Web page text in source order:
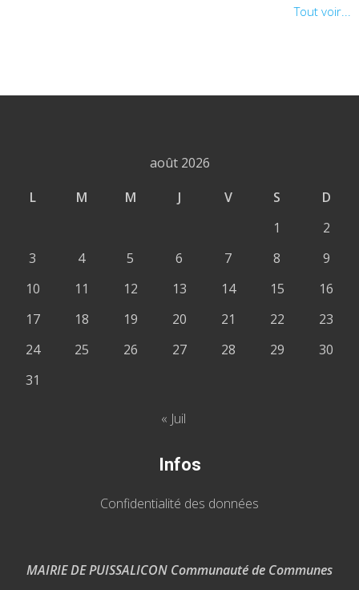
Tout voir...
août 2026
L
M M J V S
D
1
2
3
4 5 6 7 8
9
10
11 12 13 14 15
16
17
18 19 20 21 22
23
24
25 26 27 28 29
30
31
« Juil
Infos
Confidentialité des données
MAIRIE DE PUISSALICON Communauté de Communes